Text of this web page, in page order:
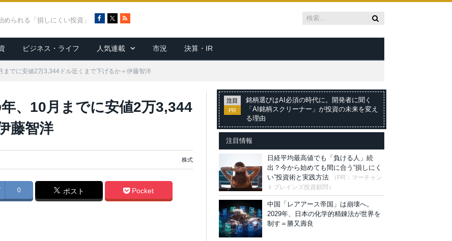
められる「損しにくい投資」
c
e
b
o
R
S
ビジネス・ライフ 人気連載 市況 決算・IR
までに安値2万3,344ドル近くまで下げるか＝伊藤智洋
、10月までに安値2万3,344
藤智洋
株式
0 ポスト Pocket
注目
PR
銘柄選びはAI必須の時代に。開発者に聞く
「AI銘柄スクリーナー」が投資の未来を変え
る理由
注目情報
日経平均最高値でも「負ける人」続
出？今から始めても間に合う“損しにく
い”投資術と実践方法
（PR：マーチャン
トブレインズ投資顧問）
中国「レアアース帝国」は崩壊へ。
2029年、日本の化学的精錬法が世界を
制す＝勝又壽良